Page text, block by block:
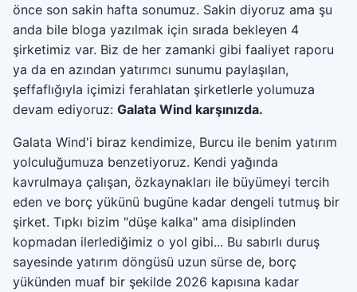
önce son sakin hafta sonumuz. Sakin diyoruz ama şu
anda bile bloga yazılmak için sırada bekleyen 4
şirketimiz var. Biz de her zamanki gibi faaliyet raporu
ya da en azından yatırımcı sunumu paylaşılan,
şeffaflığıyla içimizi ferahlatan şirketlerle yolumuza
devam ediyoruz: Galata Wind karşınızda.
Galata Wind'i biraz kendimize, Burcu ile benim yatırım
yolculuğumuza benzetiyoruz. Kendi yağında
kavrulmaya çalışan, özkaynakları ile büyümeyi tercih
eden ve borç yükünü bugüne kadar dengeli tutmuş bir
şirket. Tıpkı bizim "düşe kalka" ama disiplinden
kopmadan ilerlediğimiz o yol gibi... Bu sabırlı duruş
sayesinde yatırım döngüsü uzun sürse de, borç
yükünden muaf bir şekilde 2026 kapısına kadar